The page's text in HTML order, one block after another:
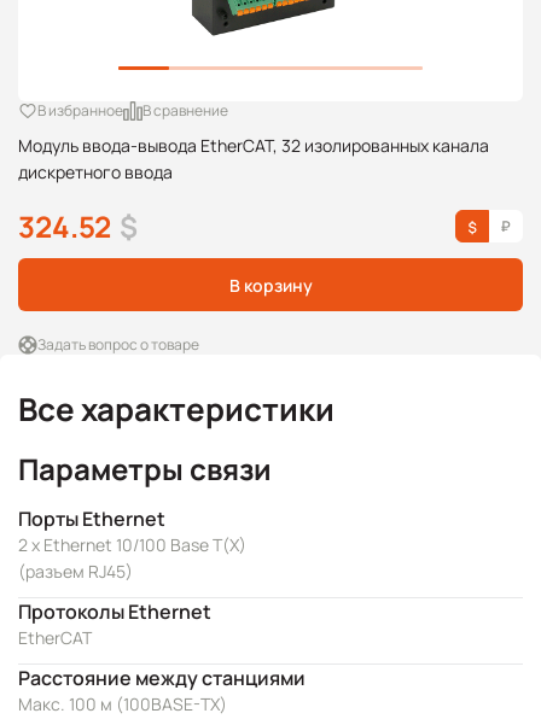
Модуль ввода-вывода EtherCAT, 32 изолированных канала
дискретного ввода
В избранное В сравнение
324.52 $
В корзину
Задать вопрос о товаре
Все характеристики
Параметры связи
Порты Ethernet
2 x Ethernet 10/100 Base T(X)
(разъем RJ45)
Протоколы Ethernet
EtherCAT
Расстояние между станциями
Макс. 100 м (100BASE-TX)